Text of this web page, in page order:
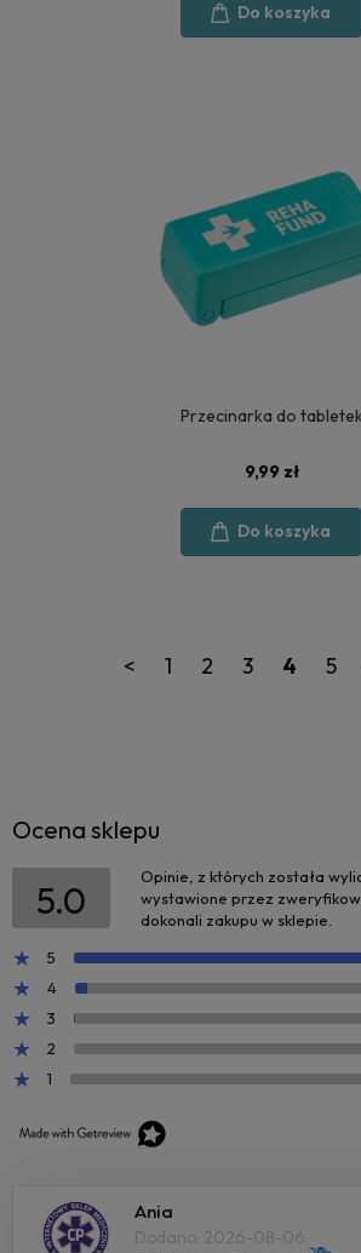
Do koszyka
Przecinarka do
9,99 zł
Do koszyka
< 1 2 3 4 5
Ocena sklepu
5.0
Opinie, z których została
wystawione przez
dokonali zakupu w sklepie.
5
4
3
2
1
Ania
Dodano: 2026-08-06